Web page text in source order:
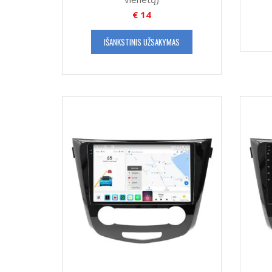
€14
IŠANKSTINIS UŽSAKYMAS